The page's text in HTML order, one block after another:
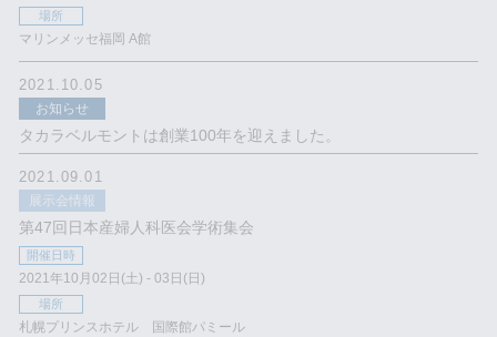
場所
マリンメッセ福岡 A館
2021.10.05
お知らせ
タカラベルモントは創業100年を迎えました。
2021.09.01
展示会情報
第47回日本産婦人科医会学術集会
開催日時
2021年10月02日(土) - 03日(日)
場所
札幌プリンスホテル 国際館パミール